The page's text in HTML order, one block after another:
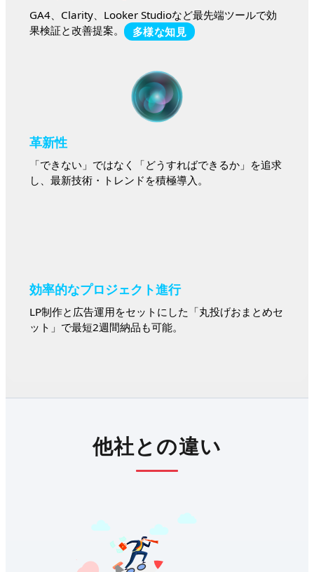
GA4、Clarity、Looker Studioなど最先端ツールで効
果検証と改善提案。
多様な知見
革新性
「できない」ではなく「どうすればできるか」を追求
し、最新技術・トレンドを積極導入。
効率的なプロジェクト進行
LP制作と広告運用をセットにした「丸投げおまとめセ
ット」で最短2週間納品も可能。
他社との違い